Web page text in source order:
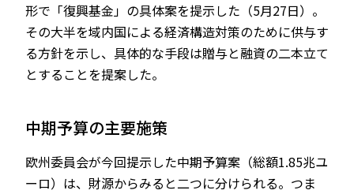
JP EN
形で「復興基金」の具体案を提示した（5月27日）。
その大半を域内国による経済構造対策のために供与す
る方針を示し、具体的な手段は贈与と融資の二本立て
とすることを提案した。
中期予算の主要施策
欧州委員会が今回提示した中期予算案（総額1.85兆ユ
ーロ）は、財源からみると二つに分けられる。つま